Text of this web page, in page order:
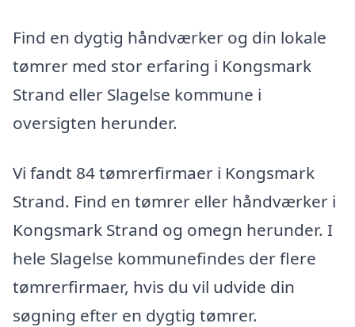
Find en dygtig håndværker og din lokale
tømrer med stor erfaring i Kongsmark
Strand eller Slagelse kommune i
oversigten herunder.
Vi fandt 84 tømrerfirmaer i Kongsmark
Strand. Find en tømrer eller håndværker i
Kongsmark Strand og omegn herunder. I
hele Slagelse kommunefindes der flere
tømrerfirmaer, hvis du vil udvide din
søgning efter en dygtig tømrer.